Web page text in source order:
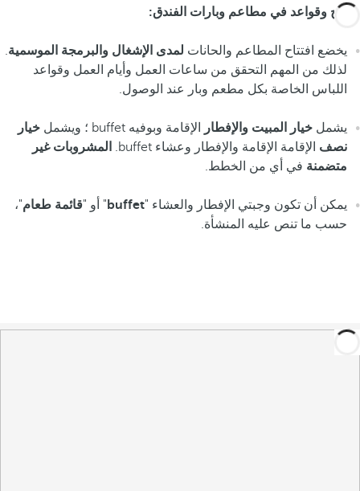
نصائح وقواعد في مطاعم وبارات الفندق:
يخضع افتتاح المطاعم والحانات لمدى الإشغال والبرمجة الموسمية.
لذلك من المهم التحقق من ساعات العمل وأيام العمل وقواعد
اللباس الخاصة بكل مطعم وبار عند الوصول.
يشمل خيار المبيت والإفطار الإقامة وبوفيه buffet ؛ ويشمل
خيار
نصف الإقامة الإقامة والإفطار وعشاء buffet.
المشروبات غير
متضمنة في أي من الخطط.
يمكن أن تكون وجبتي الإفطار والعشاء "buffet " أو "قائمة طعام"،
حسب ما تنص عليه المنشأة.